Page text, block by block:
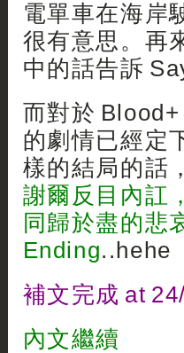
電單車在海岸
很有意思。再
中的話告訴
而對於
的劇情已經定
樣的結局的話
謝爾反目內訌
同歸於盡的悲
Ending..hehe
補文完成 at
內文繼續